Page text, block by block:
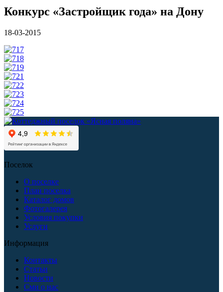
Конкурс «Застройщик года» на Дону
18-03-2015
Поселок
О поселке
План поселка
Каталог домов
Фотогалерея
Условия покупки
Услуги
Информация
Контакты
Статьи
Новости
Сми о нас